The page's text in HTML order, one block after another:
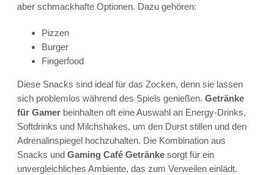
aber schmackhafte Optionen. Dazu gehören:
Pizzen
Burger
Fingerfood
Diese Snacks sind ideal für das Zocken, denn sie lassen
sich problemlos während des Spiels genießen. Getränke
für Gamer beinhalten oft eine Auswahl an Energy-Drinks,
Softdrinks und Milchshakes, um den Durst stillen und den
Adrenalinspiegel hochzuhalten. Die Kombination aus
Snacks und Gaming Café Getränke sorgt für ein
unvergleichliches Ambiente, das zum Verweilen einlädt.